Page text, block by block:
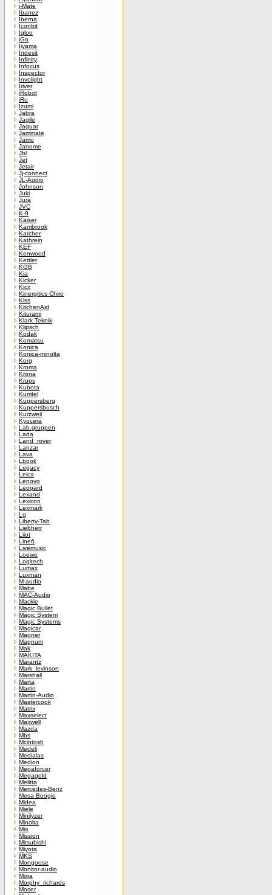
i-Mate
Ibanez
Iberna
Iconbit
Igloo
iGo
Iiyama
Indesit
Infinity
Infocus
Inspector
Involight
Iriver
iRobot
iRu
Izumi
Jabra
Jagile
Jaguar
Jammate
Jamo
Janome
Jbl
Jet
Jetair
Jj-connect
JL-Audio
Johnson
Juki
Jura
JVC
K-9
Kaiser
Kambrook
Karcher
Kathrein
KEF
Kenwood
Kettler
KGB
Kia
Kicker
Kicx
Kinergitics Chiro
Kiss
KitchenAid
Kiturami
Klark Teknik
Klipsch
Kodak
Komatsu
Konica
Konica-minolta
Korg
Kroma
Krona
Krups
Kubota
Kumtel
Kuppersberg
Kuppersbusch
Kurzweil
Kyocera
Lab.gruppen
Lada
Land_rover
Lanzar
Lava
Lbook
Legacy
Leica
Lenovo
Leopard
Lexand
Lexicon
Lexmark
Lg
Liberty-Tab
Liebherr
Liiot
Line6
Livemusic
Loewe
Logitech
Lumax
Luxman
M-audio
Mabe
MAC-Audio
Mackie
Magic Bullet
Magic System
Magic Systems
Magicar
Magner
Magnum
Mak
MAKITA
Marantz
Mark_levinson
Marshall
Marta
Martin
Martin-Audio
Mastercook
Matrix
Maxselect
Maxwell
Mazda
Mbs
Mcintosh
Medeli
Medialas
Medion
Megaforcer
Megagold
Melitta
Mercedes-Benz
Mesa Boogie
Midea
Miele
Minilyzer
Minolta
Mio
Mission
Mitsubishi
Miyota
MKS
Mongoose
Monitor-audio
Mora
Morphy_richards
Moser